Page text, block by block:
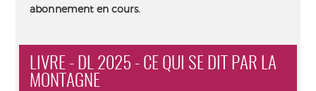
abonnement en cours.
LIVRE - DL 2025 - CE QUI SE DIT PAR LA
MONTAGNE